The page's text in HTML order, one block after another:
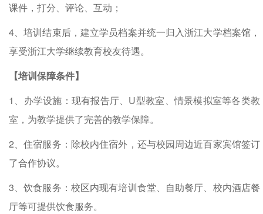
课件，打分、评论、互动；
4、培训结束后，建立学员档案并统一归入浙江大学档案馆，
享受浙江大学继续教育校友待遇。
【培训保障条件】
1、办学设施：现有报告厅、U型教室、情景模拟室等各类教
室，为教学提供了完善的教学保障。
2、住宿服务：除校内住宿外，还与校园周边近百家宾馆签订
了合作协议。
3、饮食服务：校区内现有培训食堂、自助餐厅、校内酒店餐
厅等可提供饮食服务。